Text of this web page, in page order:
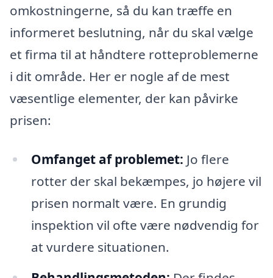
omkostningerne, så du kan træffe en
informeret beslutning, når du skal vælge
et firma til at håndtere rotteproblemerne
i dit område. Her er nogle af de mest
væsentlige elementer, der kan påvirke
prisen:
Omfanget af problemet: Jo flere
rotter der skal bekæmpes, jo højere vil
prisen normalt være. En grundig
inspektion vil ofte være nødvendig for
at vurdere situationen.